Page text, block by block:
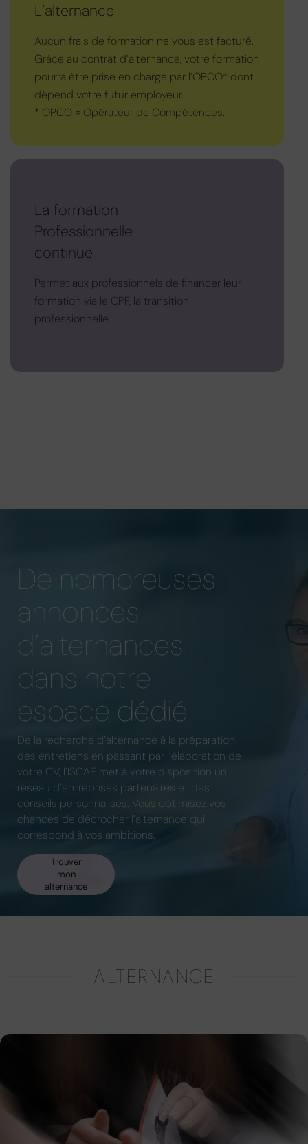
L’alternance
Aucun frais de formation ne vous est facturé.
Grâce au contrat d’alternance, votre formation
pourra être prise en charge par l’OPCO* dont
dépend votre futur employeur.
* OPCO = Opérateur de Compétences.
La formation
Professionnelle
continue
Permet aux professionnels de financer leur
formation via le CPF, la transition
professionnelle.
De nombreuses
annonces
d’alternances
dans notre
espace dédié
De la recherche d’alternance à la préparation
des entretiens en passant par l’élaboration de
votre CV, l’ISCAE met à votre disposition un
réseau d’entreprises partenaires et des
conseils personnalisés. Vous optimisez vos
chances de décrocher l’alternance qui
correspond à vos ambitions.
Trouver
mon
alternance
ALTERNANCE